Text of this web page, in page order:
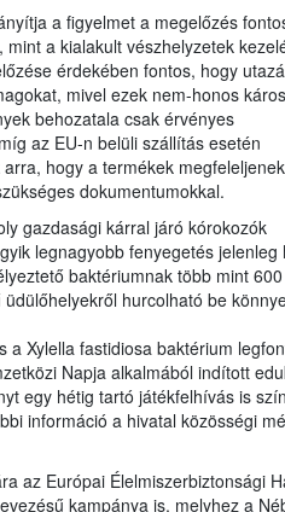
a figyelmet a megelőzés
a kialakult vészhelyzetek
érdekében fontos, hogy
mivel ezek nem-honos
behozatala csak érvényes
az EU-n belüli szállítás esetén
hogy a termékek
dokumentumokkal.
gazdasági kárral járó kórokozók
legnagyobb fenyegetés jelenleg
baktériumnak több mint 600
hurcolható be
Xylella fastidiosa baktérium
Napja alkalmából indított
egy hétig tartó játékfelhívás is
információ a hivatal közösségi
az Európai Élelmiszerbiztonsági
kampánya is, melyhez a